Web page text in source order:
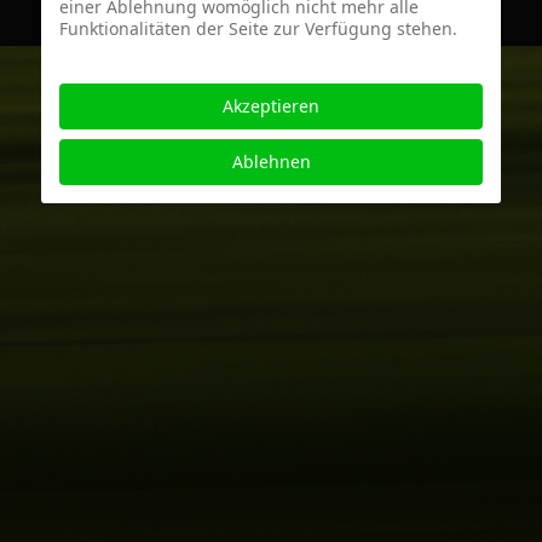
einer Ablehnung womöglich nicht mehr alle
Funktionalitäten der Seite zur Verfügung stehen.
Akzeptieren
Ablehnen